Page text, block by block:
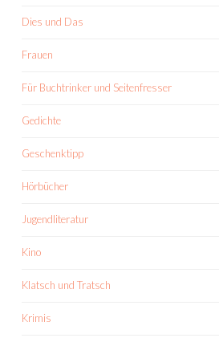
Dies und Das
Frauen
Für Buchtrinker und Seitenfresser
Gedichte
Geschenktipp
Hörbücher
Jugendliteratur
Kino
Klatsch und Tratsch
Krimis